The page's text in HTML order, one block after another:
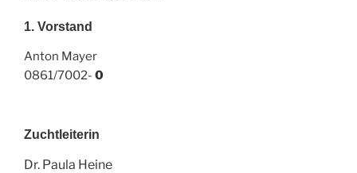
1. Vorstand
Anton Mayer
0861/7002- 0
Zuchtleiterin
Dr. Paula Heine